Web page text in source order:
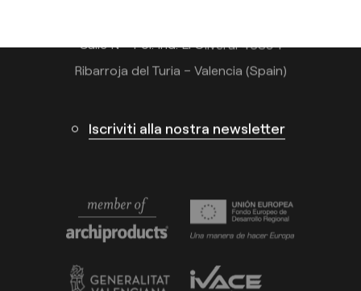
Calle N – Pol. Ind. El Oliveral 46394
Ribarroja del Turia – Valencia (Spain)
Iscriviti alla nostra newsletter